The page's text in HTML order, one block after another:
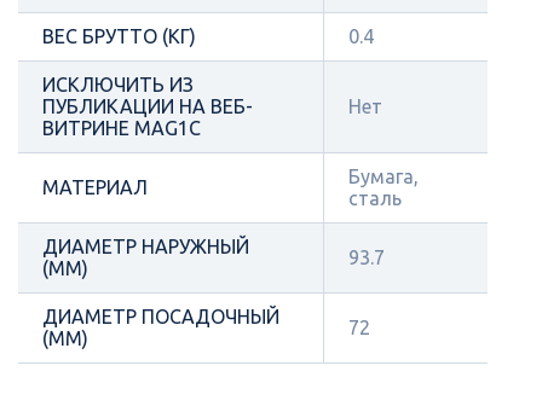
ВЕС БРУТТО (КГ) 0.4
ИСКЛЮЧИТЬ ИЗ
ПУБЛИКАЦИИ НА ВЕБ-
ВИТРИНЕ MAG1C
Нет
МАТЕРИАЛ
Бумага,
сталь
ДИАМЕТР НАРУЖНЫЙ
(ММ)
93.7
ДИАМЕТР ПОСАДОЧНЫЙ
(ММ)
72